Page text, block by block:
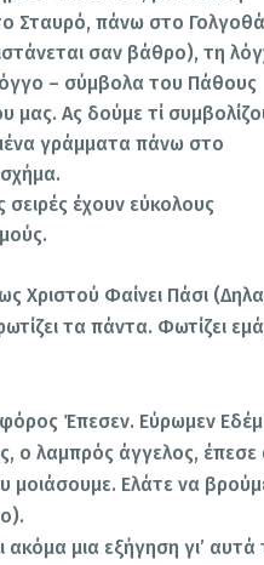
Σταυρό, πάνω στο Γολγοθά
σαν βάθρο), τη
– σύμβολα του Πάθους
μας. Ας δούμε τί
γράμματα πάνω στο
σειρές έχουν εύκολους
Χριστού Φαίνει Πάσι
τα πάντα. Φωτίζει
Έπεσεν. Εύρωμεν
ο λαμπρός άγγελος, έπεσε
μοιάσουμε. Ελάτε να
ακόμα μια εξήγηση γι’